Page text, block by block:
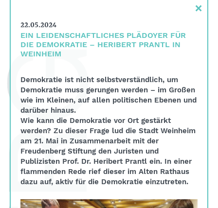
×
22.05.2024
EIN LEIDENSCHAFTLICHES PLÄDOYER FÜR
DIE DEMOKRATIE – HERIBERT PRANTL IN
WEINHEIM
Demokratie ist nicht selbstverständlich, um
Demokratie muss gerungen werden – im Großen
wie im Kleinen, auf allen politischen Ebenen und
darüber hinaus.
Wie kann die Demokratie vor Ort gestärkt
werden? Zu dieser Frage lud die Stadt Weinheim
am 21. Mai in Zusammenarbeit mit der
Freudenberg Stiftung den Juristen und
Publizisten Prof. Dr. Heribert Prantl ein. In einer
flammenden Rede rief dieser im Alten Rathaus
dazu auf, aktiv für die Demokratie einzutreten.